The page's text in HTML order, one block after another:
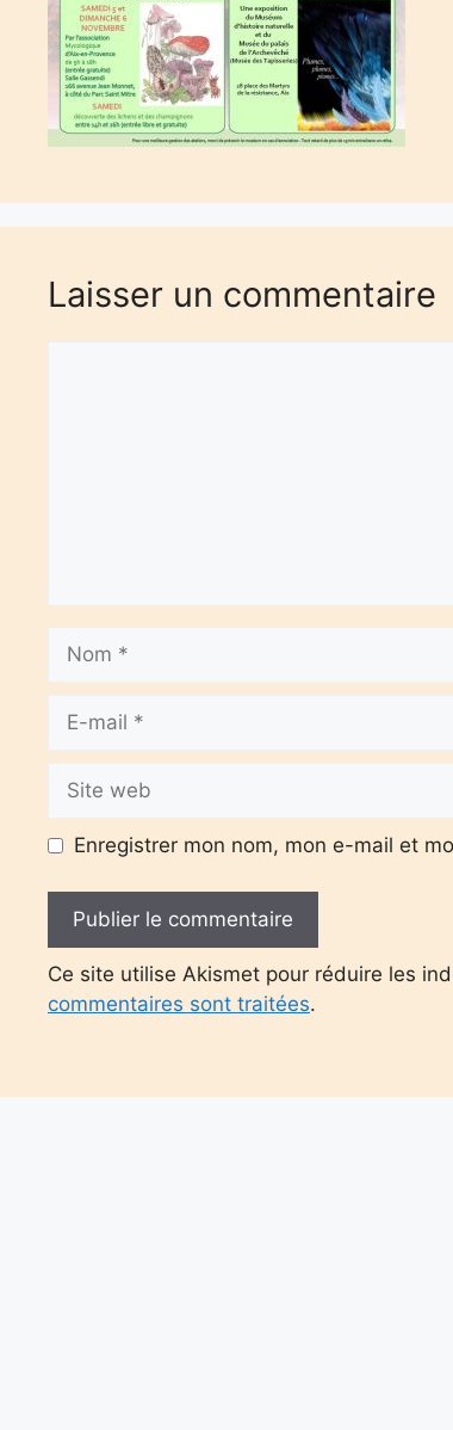
Laisser un commentaire
Nom
Site
web
Enregistrer mon nom, mon e-mail et
Ce site utilise Akismet pour réduire les
commentaires sont traitées.